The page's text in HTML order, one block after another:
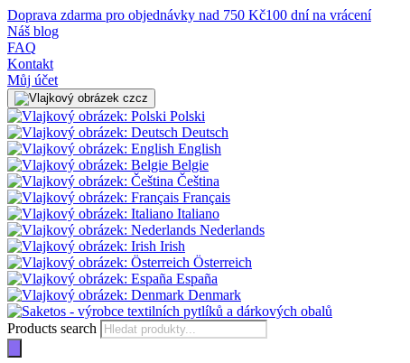
Doprava zdarma pro objednávky nad 750 Kč100 dní na vrácení
Náš blog
FAQ
Kontakt
Můj účet
cz
Polski
Deutsch
English
Belgie
Čeština
Français
Italiano
Nederlands
Irish
Österreich
España
Denmark
Products search